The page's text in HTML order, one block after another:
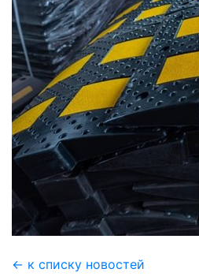
← к списку новостей